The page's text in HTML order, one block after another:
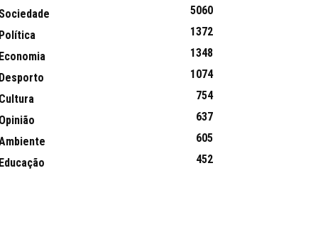
5060
1372
1348
1074
754
637
605
452